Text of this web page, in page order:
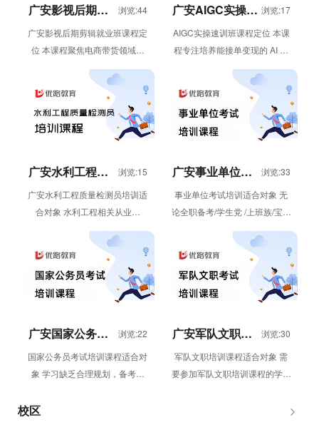
广安影视后期剪
浏览:44
广安影视后期剪辑就业班课程定
位 本课程聚焦电商带货领域的
视频剪辑需求，采用教学 + 实
训双线并行模式，通过 8 ...
广安AIGC实操速 浏览:17
AIGC实操速训班课程定位 本课
程专注培养能接单变现的 AI 绘
画设计人才，依托 6 周线上灵
活学习模式，帮助学员从 ...
广安水利工程质
浏览:15
广安水利工程质量检测员培训适
合对象 水利工程相关从业者
（检测、施工、监理、建设等单
位人员）；需要考取水利工程质
量检测员...
广安事业单位考
浏览:33
事业单位考试培训适合对象 无
论全职备考/学生党 /上班族/宝妈
群体需要参加事业单位考试培训
的学员 事业单位考试培训优...
广安国家公务员
浏览:22
国家公务员考试培训课程适合对
象 学习缺乏合理规划，备考迷
堆砌课时 自律性较差，无法长
广安军队文职培
浏览:30
军队文职培训课程适合对象 需
要参加军队文职培训课程的学员
校区